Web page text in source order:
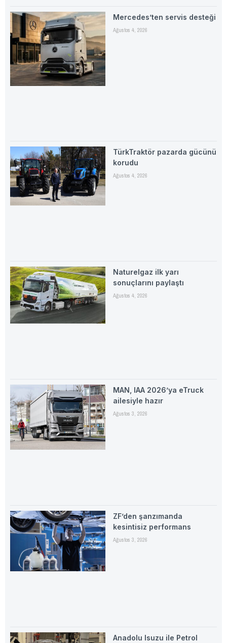
Mercedes’ten servis desteği
Ağustos 4, 2026
TürkTraktör pazarda gücünü
korudu
Ağustos 4, 2026
Naturelgaz ilk yarı
sonuçlarını paylaştı
Ağustos 4, 2026
MAN, IAA 2026’ya eTruck
ailesiyle hazır
Ağustos 3, 2026
ZF’den şanzımanda
kesintisiz performans
Ağustos 3, 2026
Anadolu Isuzu ile Petrol